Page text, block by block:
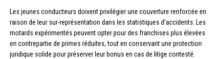
Les jeunes conducteurs doivent privilégier une couverture renforcée en
raison de leur sur-représentation dans les statistiques d’accidents. Les
motards expérimentés peuvent opter pour des franchises plus élevées
en contrepartie de primes réduites, tout en conservant une protection
juridique solide pour préserver leur bonus en cas de litige contesté.